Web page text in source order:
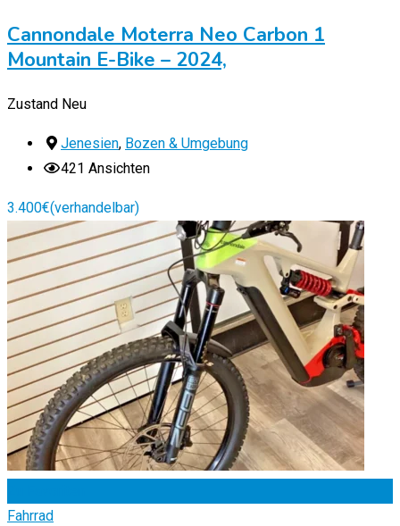
Cannondale Moterra Neo Carbon 1
Mountain E-Bike – 2024,
Zustand Neu
Jenesien, Bozen & Umgebung
421 Ansichten
3.400€(verhandelbar)
Fahrrad